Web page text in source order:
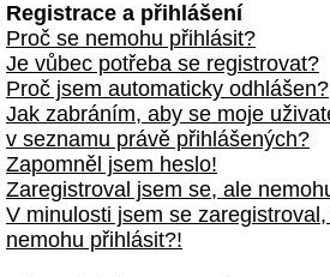
Registrace a přihlášení
Proč se nemohu přihlásit?
Je vůbec potřeba se registrovat?
Proč jsem automaticky odhlášen?
Jak zabráním, aby se moje
v seznamu právě přihlášených?
Zapomněl jsem heslo!
Zaregistroval jsem se, ale
V minulosti jsem se
nemohu přihlásit?!